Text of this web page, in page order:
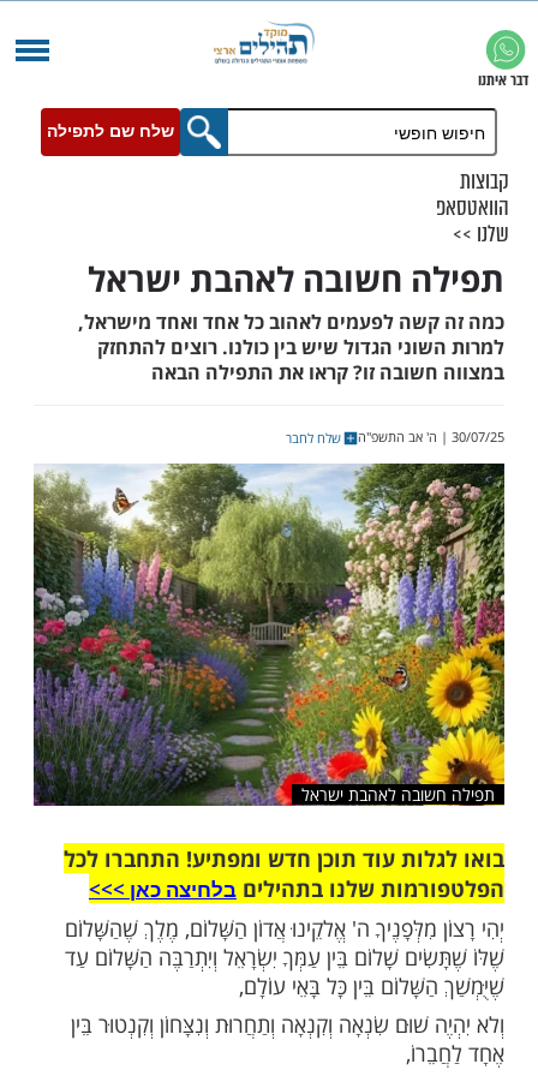
שלח שם לתפילה
חשובה לאהבת ישראל
הגדול שיש בין כולנו. רוצים להתחזק
זו? קראו את התפילה הבאה
שלח לחבר
לאהבת ישראל